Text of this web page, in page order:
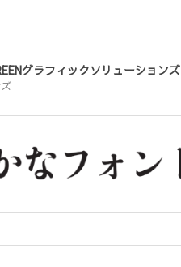
グラフィックソリューションズ